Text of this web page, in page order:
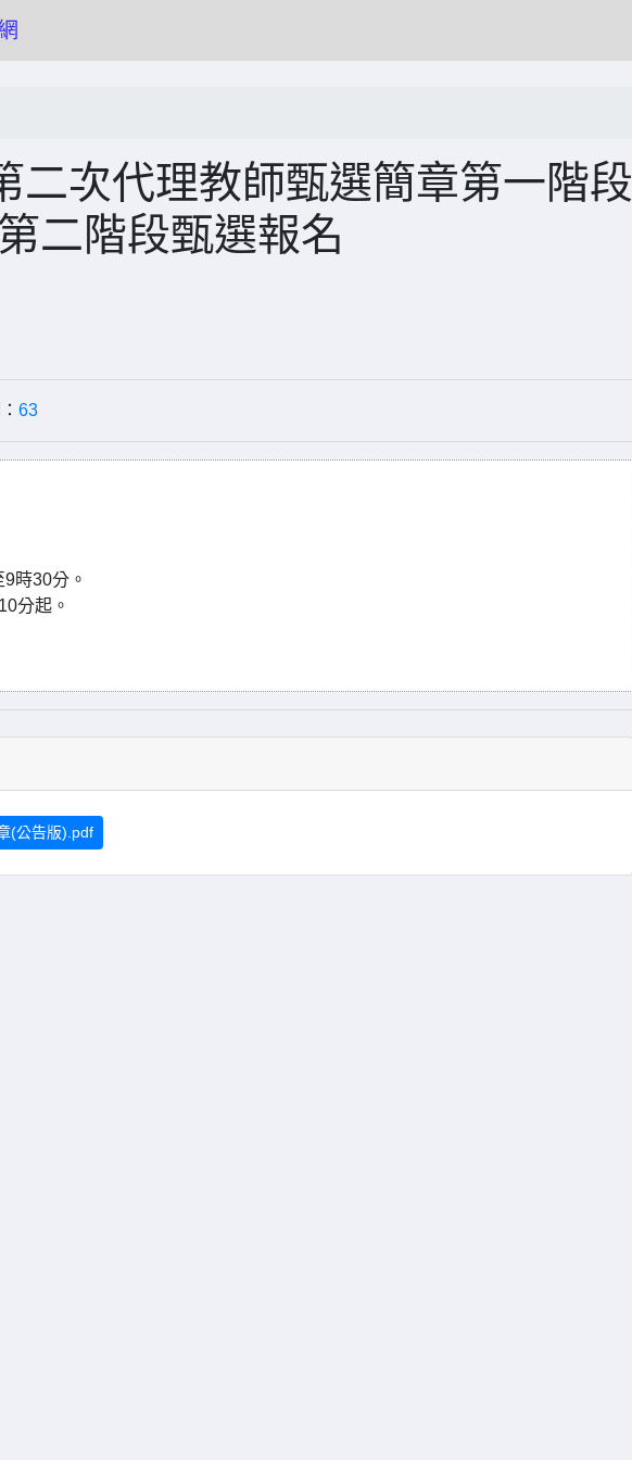
二次代理教師甄選簡章第一階段
二階段甄選報名
63
時30分。
分起。
(公告版).pdf